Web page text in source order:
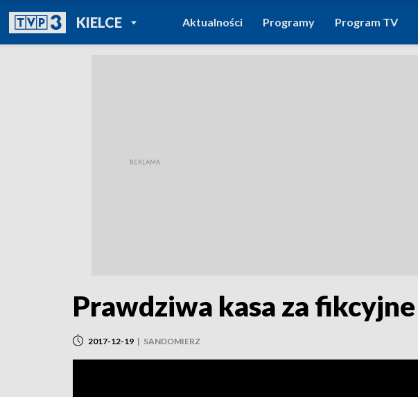
KIELCEPOWRÓT DO
TVP REGIONY
Aktualności Programy Program TV
Prawdziwa kasa za
2017-12-19 | SANDOMIERZ